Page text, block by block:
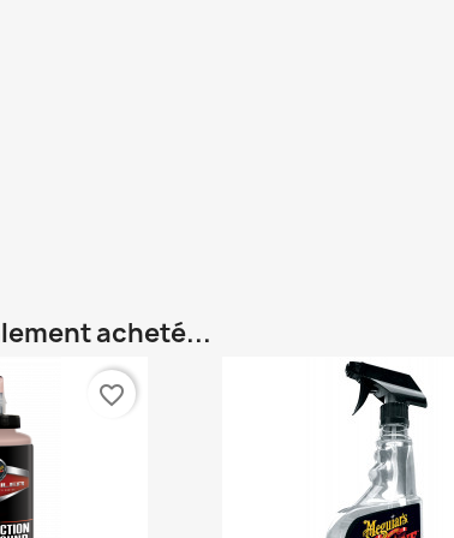
acheté...
favorite_border